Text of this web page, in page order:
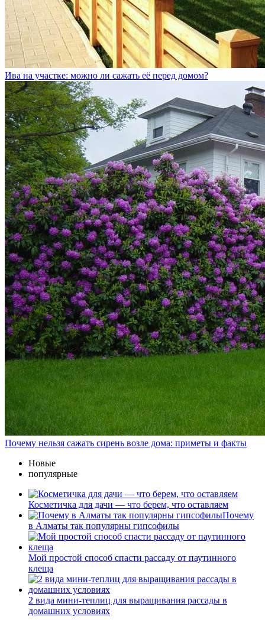
Ива на участке: можно ли сажать её перед домом?
Почему нельзя сажать сирень возле дома: приметы и факты
Новые
популярные
Косметичка для дачи — что берем, что оставляем
Почему
в Алматы так популярны гипсофилы
Мой простой способ спасти рассаду от паутинного
клеща
2 вида мини-теплиц для выращивания рассады в
домашних условиях